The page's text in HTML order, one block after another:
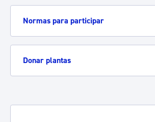
Normas para participar
Donar plantas